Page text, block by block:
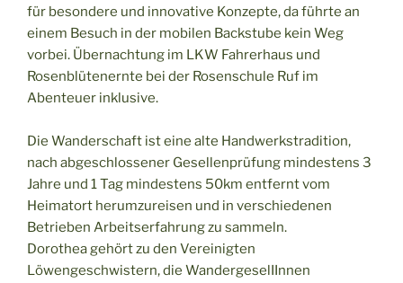
für besondere und innovative Konzepte, da führte an
einem Besuch in der mobilen Backstube kein Weg
vorbei. Übernachtung im LKW Fahrerhaus und
Rosenblütenernte bei der Rosenschule Ruf im
Abenteuer inklusive.
Die Wanderschaft ist eine alte Handwerkstradition,
nach abgeschlossener Gesellenprüfung mindestens 3
Jahre und 1 Tag mindestens 50km entfernt vom
Heimatort herumzureisen und in verschiedenen
Betrieben Arbeitserfahrung zu sammeln.
Dorothea gehört zu den Vereinigten
Löwengeschwistern, die WandergeselIInnen